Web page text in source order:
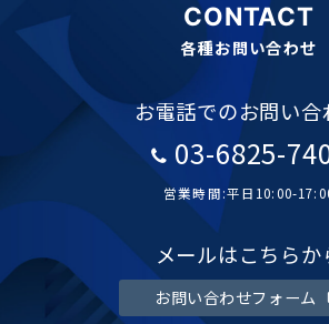
CONTACT
各種お問い合わせ
お電話でのお問い合
03-6825-
営業時間:平日10:00-
メールはこちらか
お問い合わせフォーム